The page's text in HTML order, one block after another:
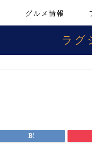
グルメ情報
ラグ